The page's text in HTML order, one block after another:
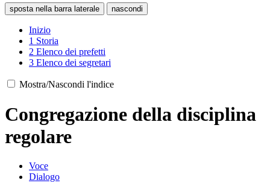
sposta nella barra laterale nascondi
Inizio
1 Storia
2 Elenco dei prefetti
3 Elenco dei segretari
Mostra/Nascondi l'indice
Congregazione della disciplina
regolare
Voce
Dialogo